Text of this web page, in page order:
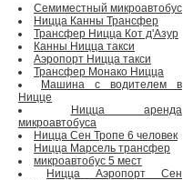
Семиместный микроавтобус
Ницца Канны Трансфер
Трансфер Ницца Кот д'Азур
Канны Ницца такси
Аэропорт Ницца такси
Трансфер Монако Ницца
Машина с водителем в
Ницце
Ницца аренда
микроавтобуса
Ницца Сен Тропе 6 человек
Ницца Марсель трансфер
микроавтобус 5 мест
Ницца Аэропорт Сен